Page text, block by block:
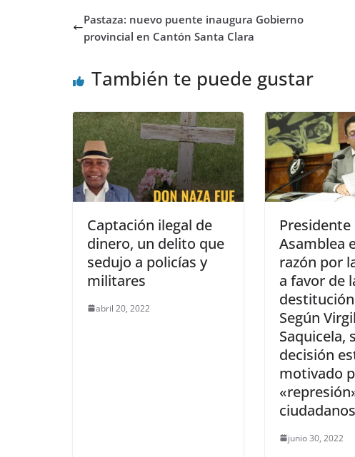
Pastaza: nuevo puente inaugura Gobierno
provincial en Cantón Santa Clara
También te puede gustar
Captación ilegal de
dinero, un delito que
sedujo a policías y
militares
abril 20, 2022
Presidente
Asamblea
razón por
a favor de
Según
Saquicela,
decisión
motivado
junio 30, 2022